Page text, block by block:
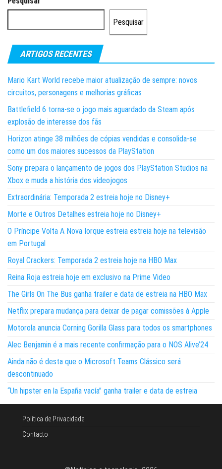
Pesquisar
ARTIGOS RECENTES
Mario Kart World recebe maior atualização de sempre: novos
circuitos, personagens e melhorias gráficas
Battlefield 6 torna-se o jogo mais aguardado da Steam após
explosão de interesse dos fãs
Horizon atinge 38 milhões de cópias vendidas e consolida-se
como um dos maiores sucessos da PlayStation
Sony prepara o lançamento de jogos dos PlayStation Studios na
Xbox e muda a história dos videojogos
Extraordinária: Temporada 2 estreia hoje no Disney+
Morte e Outros Detalhes estreia hoje no Disney+
O Príncipe Volta A Nova Iorque estreia estreia hoje na televisão
em Portugal
Royal Crackers: Temporada 2 estreia hoje na HBO Max
Reina Roja estreia hoje em exclusivo na Prime Video
The Girls On The Bus ganha trailer e data de estreia na HBO Max
Netflix prepara mudança para deixar de pagar comissões à Apple
Motorola anuncia Corning Gorilla Glass para todos os smartphones
Alec Benjamin é a mais recente confirmação para o NOS Alive’24
Ainda não é desta que o Microsoft Teams Clássico será
descontinuado
“Un hipster en la España vacía” ganha trailer e data de estreia
Política de Privacidade
Contacto